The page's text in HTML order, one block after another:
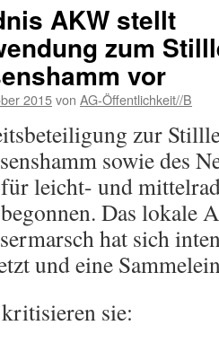
AKW stellt
zum
vor
2015von AG-Öffentlichkeit//B
zur
sowie des
leicht- und
Das lokale
hat sich
und eine
sie: